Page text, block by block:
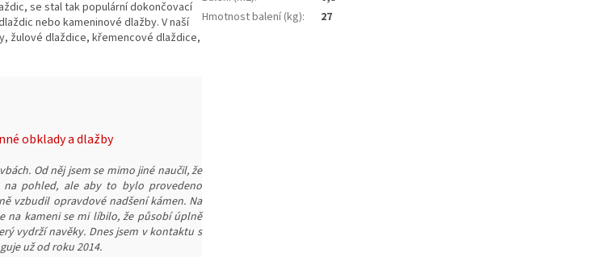
se stal tak populární dokončovací
nebo kameninové dlažby. V naší
žulové dlaždice, křemencové dlaždice,
obklady a dlažby
Od něj jsem se mimo jiné naučil, že
na pohled, ale aby to bylo provedeno
vzbudil opravdové nadšení kámen. Na
na kameni se mi líbilo, že působí úplně
vydrží navěky. Dnes jsem v kontaktu s
už od roku 2014.
Hmotnost balení (kg): 27